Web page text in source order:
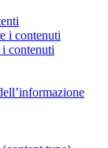
i contenuti
contenuti